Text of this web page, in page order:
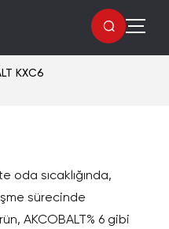
KXC6
oda sıcaklığında,
sürecinde
AKCOBALT% 6 gibi